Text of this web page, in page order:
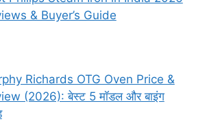
& Buyer’s Guide
Richards OTG Oven Price &
(2026): बेस्ट 5 मॉडल और बाइंग